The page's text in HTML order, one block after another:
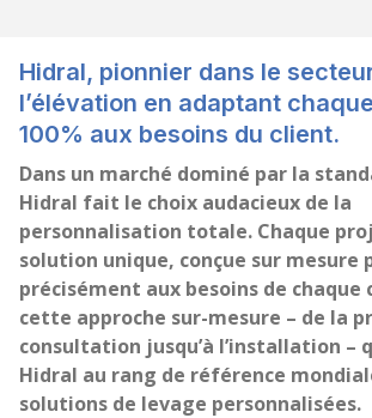
Hidral, pionnier dans le
l’élévation en adaptant
100% aux besoins du client.
Dans un marché dominé par la
Hidral fait le choix audacieux de la
personnalisation totale. Chaque
solution unique, conçue sur mesure
précisément aux besoins de chaque
cette approche sur-mesure – de la
consultation jusqu’à l’installation –
Hidral au rang de référence
solutions de levage personnalisées.